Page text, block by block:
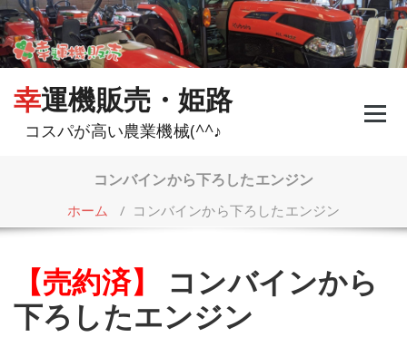
コ
ン
テ
ン
幸運機販売・姫路
コスパが高い農業機械(^^♪
コンバインから下ろしたエンジン
ホーム / コンバインから下ろしたエンジン
【売約済】
コンバインから
下ろしたエンジン